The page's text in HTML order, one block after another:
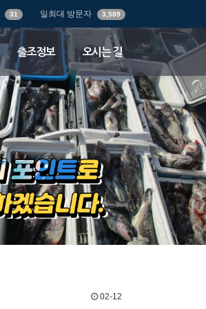
31 일최대 방문자 3,589
출조정보 오시는 길
02-12